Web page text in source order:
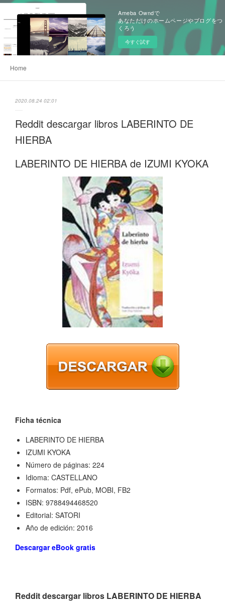
Ameba Owndで
あなただけのホームページやブログをつ
くろう
今すぐ試す
Home
2020.08.24 02:01
Reddit descargar libros LABERINTO DE
HIERBA
LABERINTO DE HIERBA de IZUMI KYOKA
Ficha técnica
LABERINTO DE HIERBA
IZUMI KYOKA
Número de páginas: 224
Idioma: CASTELLANO
Formatos: Pdf, ePub, MOBI, FB2
ISBN: 9788494468520
Editorial: SATORI
Año de edición: 2016
Descargar eBook gratis
Reddit descargar libros LABERINTO DE HIERBA